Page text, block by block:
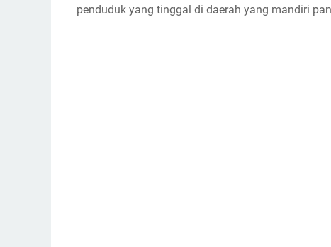
penduduk yang tinggal di daerah yang mandiri